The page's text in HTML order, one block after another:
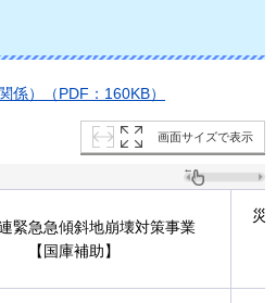
係）（PDF：160KB）
画面サイズで表示
緊急急傾斜地崩壊対策事業
【国庫補助】
災